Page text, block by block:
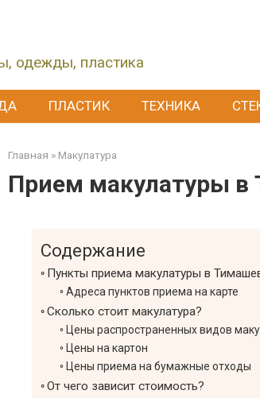
одежды, пластика
ПЛАСТИК ТЕХНИКА
Главная » Макулатура
Прием макулатуры в
Содержание
Пункты приема макулатуры в
Адреса пунктов приема на карте
Сколько стоит макулатура?
Цены распространенных видов
Цены на картон
Цены приема на бумажные отходы
От чего зависит стоимость?